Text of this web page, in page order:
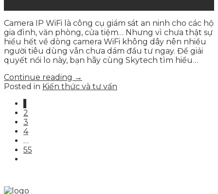
Camera IP WiFi là công cụ giám sát an ninh cho các hộ
gia đình, văn phòng, cửa tiệm… Nhưng vì chưa thật sự
hiểu hết về dòng camera WiFi không dây nên nhiều
người tiêu dùng vẫn chưa dám đầu tư ngay. Để giải
quyết nổi lo này, bạn hãy cùng Skytech tìm hiểu…
Continue reading →
Posted in Kiến thức và tư vấn
2
3
4
…
55